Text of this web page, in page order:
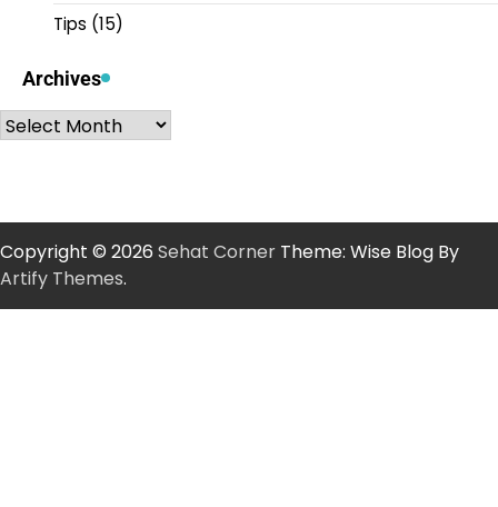
Tips (15)
Archives
Archives
Copyright © 2026 Sehat Corner Theme: Wise Blog By
Artify Themes.